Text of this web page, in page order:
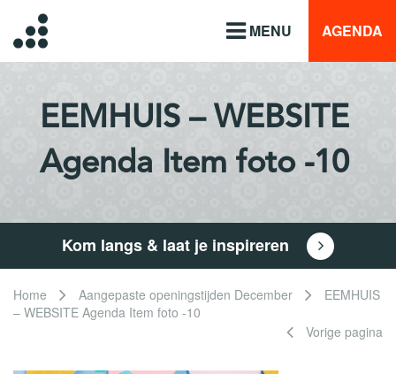
MENU AGENDA
EEMHUIS – WEBSITE
Agenda Item foto -10
Kom langs & laat je inspireren
Home Aangepaste openingstijden December
EEMHUIS
– WEBSITE Agenda Item foto -10
Vorige pagina